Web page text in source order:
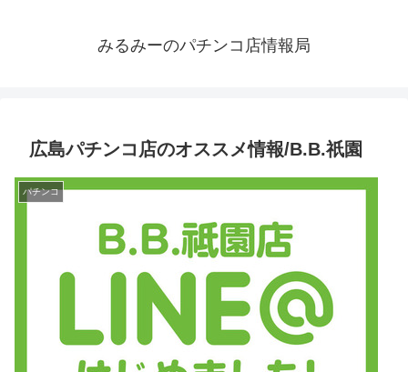
みるみーのパチンコ店情報局
広島パチンコ店のオススメ情報/B.B.祇園
パチンコ